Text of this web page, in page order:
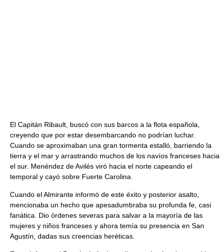
El Capitán Ribault, buscó con sus barcos a la flota española,
creyendo que por estar desembarcando no podrían luchar.
Cuando se aproximaban una gran tormenta estalló, barriendo la
tierra y el mar y arrastrando muchos de los navíos franceses hacia
el sur. Menéndez de Avilés viró hacia el norte capeando el
temporal y cayó sobre Fuerte Carolina.
Cuando el Almirante informó de este éxito y posterior asalto,
mencionaba un hecho que apesadumbraba su profunda fe, casi
fanática. Dio órdenes severas para salvar a la mayoría de las
mujeres y niños franceses y ahora temía su presencia en San
Agustín, dadas sus creencias heréticas.